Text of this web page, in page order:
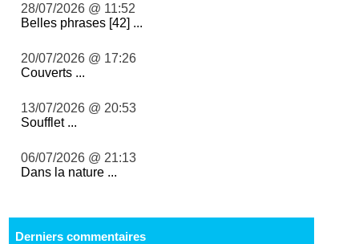
28/07/2026 @ 11:52
Belles phrases [42] ...
20/07/2026 @ 17:26
Couverts ...
13/07/2026 @ 20:53
Soufflet ...
06/07/2026 @ 21:13
Dans la nature ...
Derniers commentaires